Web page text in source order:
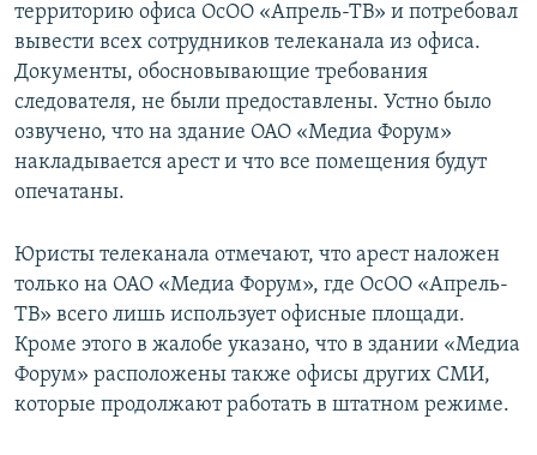
территорию офиса ОсОО «Апрель-ТВ» и потребовал
вывести всех сотрудников телеканала из офиса.
Документы, обосновывающие требования
следователя, не были предоставлены. Устно было
озвучено, что на здание ОАО «Медиа Форум»
накладывается арест и что все помещения будут
опечатаны.
Юристы телеканала отмечают, что арест наложен
только на ОАО «Медиа Форум», где ОсОО «Апрель-
ТВ» всего лишь использует офисные площади.
Кроме этого в жалобе указано, что в здании «Медиа
Форум» расположены также офисы других СМИ,
которые продолжают работать в штатном режиме.